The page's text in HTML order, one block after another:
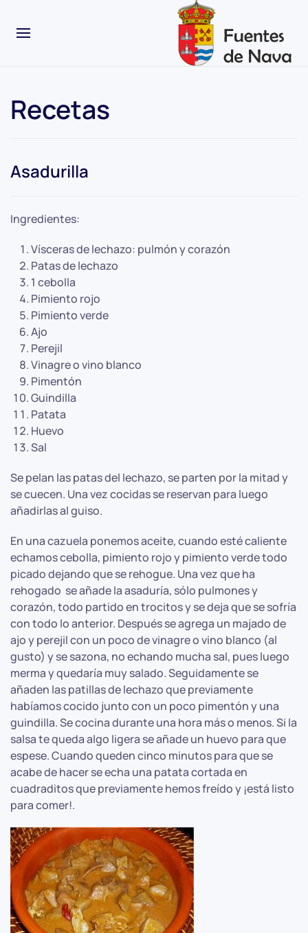
Recetas
Asadurilla
Ingredientes:
Vísceras de lechazo: pulmón y corazón
Patas de lechazo
1 cebolla
Pimiento rojo
Pimiento verde
Ajo
Perejil
Vinagre o vino blanco
Pimentón
Guindilla
Patata
Huevo
Sal
Se pelan las patas del lechazo, se parten por la mitad y
se cuecen. Una vez cocidas se reservan para luego
añadirlas al guiso.
En una cazuela ponemos aceite, cuando esté caliente
echamos cebolla, pimiento rojo y pimiento verde todo
picado dejando que se rehogue. Una vez que ha
rehogado se añade la asaduría, sólo pulmones y
corazón, todo partido en trocitos y se deja que se sofría
con todo lo anterior. Después se agrega un majado de
ajo y perejil con un poco de vinagre o vino blanco (al
gusto) y se sazona, no echando mucha sal, pues luego
merma y quedaría muy salado. Seguidamente se
añaden las patillas de lechazo que previamente
habíamos cocido junto con un poco pimentón y una
guindilla. Se cocina durante una hora más o menos. Si la
salsa te queda algo ligera se añade un huevo para que
espese. Cuando queden cinco minutos para que se
acabe de hacer se echa una patata cortada en
cuadraditos que previamente hemos freído y ¡está listo
para comer!.